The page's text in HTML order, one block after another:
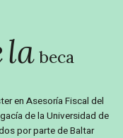
la beca
en Asesoría Fiscal del
de la Universidad de
por parte de Baltar